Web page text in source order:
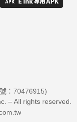
：70476915)
– All rights reserved.